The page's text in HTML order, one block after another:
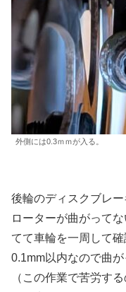
外側には0.3ｍｍが入る。
後輪のディスクブレ
ローターが曲がって
てて車輪を一周して
0.1mm以内なので曲が
（この作業で苦労す